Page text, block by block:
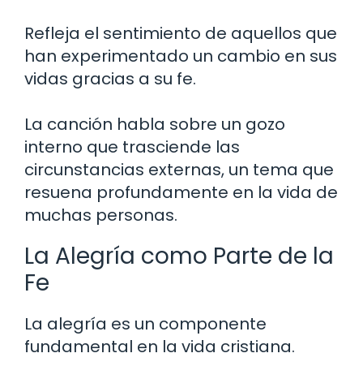
Refleja el sentimiento de aquellos que
han experimentado un cambio en sus
vidas gracias a su fe.
La canción habla sobre un gozo
interno que trasciende las
circunstancias externas, un tema que
resuena profundamente en la vida de
muchas personas.
La Alegría como Parte de la
Fe
La alegría es un componente
fundamental en la vida cristiana.